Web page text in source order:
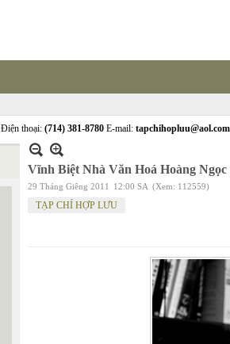
thoại: (714) 381-8780 E-mail: tapchihopluu@aol.com
Vĩnh Biệt Nhà Văn Hoá Hoàng Ngọc
29 Tháng Giêng 2011 12:00 SA (Xem: 112559)
TẠP CHÍ HỢP LƯU